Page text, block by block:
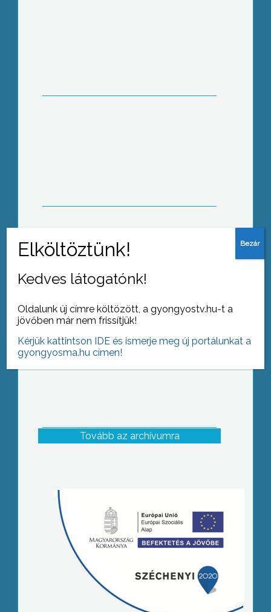
Tovább az archívumra
Kedves látogatónk!
Oldalunk új címre költözött, a gyongyostv.hu-t a
jövőben már nem frissítjük!
Kérjük kattintson IDE és ismerje meg új portálunkat a
gyongyosma.hu címen!